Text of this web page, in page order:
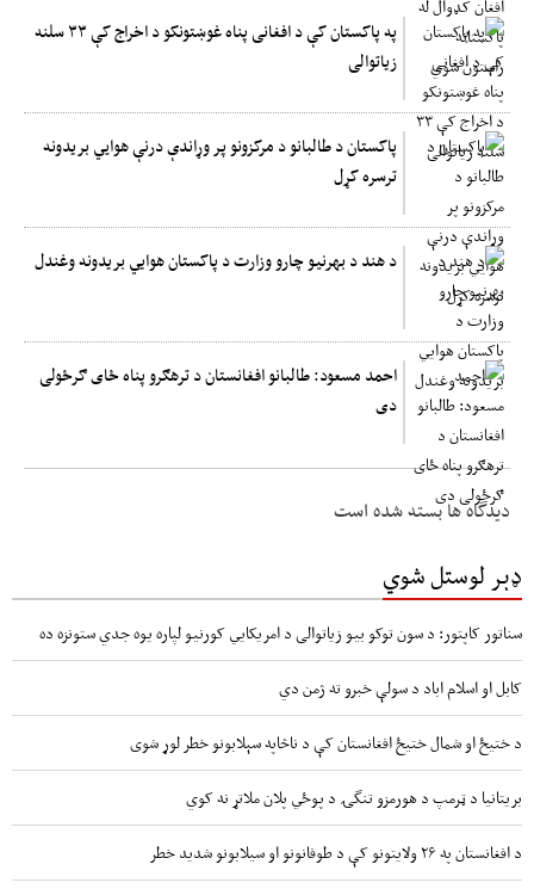
په پاکستان کې د افغانی پناه غوښتونکو د اخراج کې ۳۳ سلنه
زیاتوالی
پاکستان د طالبانو د مرکزونو پر وړاندې درنې هوايي بریدونه
ترسره کړل
د هند د بهرنیو چارو وزارت د پاکستان هوایي بریدونه وغندل
احمد مسعود: طالبانو افغانستان د ترهګرو پناه ځای ګرځولی
دی
دیدگاه ها بسته شده است
ډېر لوستل شوي
سناتور کاپتور: د سون توکو بیو زیاتوالی د امریکایي کورنیو لپاره یوه جدي ستونزه ده
کابل او اسلام اباد د سولې خبرو ته ژمن دي
د ختیځ او شمال ختیځ افغانستان کې د ناڅاپه سېلابونو خطر لوړ شوی
بریتانیا د ټرمپ د هورمزو تنگۍ د پوځي پلان ملاتړ نه کوي
د افغانستان په ۲۶ ولایتونو کې د طوفانونو او سیلابونو شدید خطر